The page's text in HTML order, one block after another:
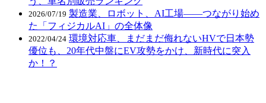
2026/07/19 製造業、ロボット、AI工場――つながり始め
た「フィジカルAI」の全体像
2022/04/24 環境対応車、まだまだ侮れないHVで日本勢
優位も、20年代中盤にEV攻勢をかけ、新時代に突入
か！？